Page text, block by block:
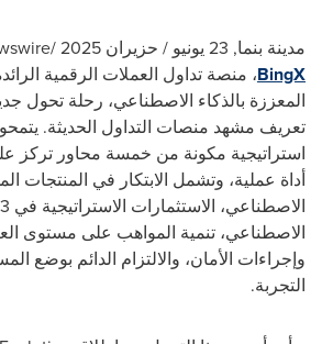
مدينة بنما, 23 يونيو / حزيران 2025 /PRNewswire/ --
BingX
المعززة بالذكاء الاصطناعي، رحلة تحول
تعريف مشهد منصات التداول الحديثة.
استراتيجية مكونة من خمسة محاور تركز
أداة عملية، وتشمل الابتكار في المنتجات
الاصطناعي، تنمية المواهب على مستوى
وإجراءات الأمان، والالتزام الدائم بوضع
التجربة.